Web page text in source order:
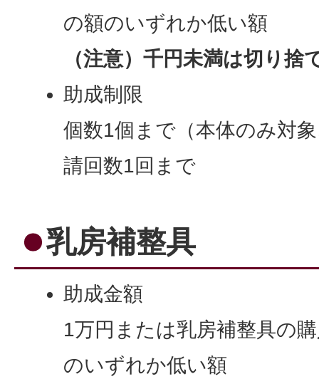
の額のいずれか低い額
（注意）千円未満は切り捨
助成制限
個数1個まで（本体のみ対
請回数1回まで
乳房補整具
助成金額
1万円または乳房補整具の
のいずれか低い額